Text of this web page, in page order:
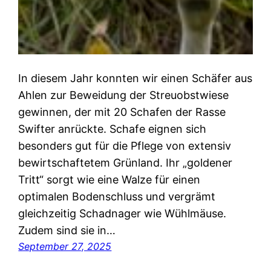
In diesem Jahr konnten wir einen Schäfer aus
Ahlen zur Beweidung der Streuobstwiese
gewinnen, der mit 20 Schafen der Rasse
Swifter anrückte. Schafe eignen sich
besonders gut für die Pflege von extensiv
bewirtschaftetem Grünland. Ihr „goldener
Tritt“ sorgt wie eine Walze für einen
optimalen Bodenschluss und vergrämt
gleichzeitig Schadnager wie Wühlmäuse.
Zudem sind sie in…
September 27, 2025